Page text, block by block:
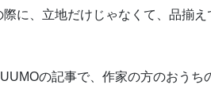
に、立地だけじゃなくて、品揃
の記事で、作家の方のおうち